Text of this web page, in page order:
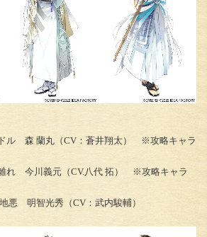
ドル 森 蘭丸（CV：蒼井翔太） ※攻略キャラ
離れ 今川義元（CV.八代 拓） ※攻略キャラ
悪 明智光秀（CV：武内駿輔）